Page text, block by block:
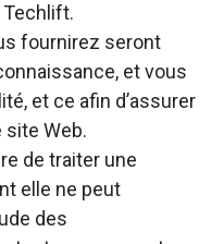
fournirez seront
et vous
et ce afin d’assurer
site Web.
de traiter une
elle ne peut
des